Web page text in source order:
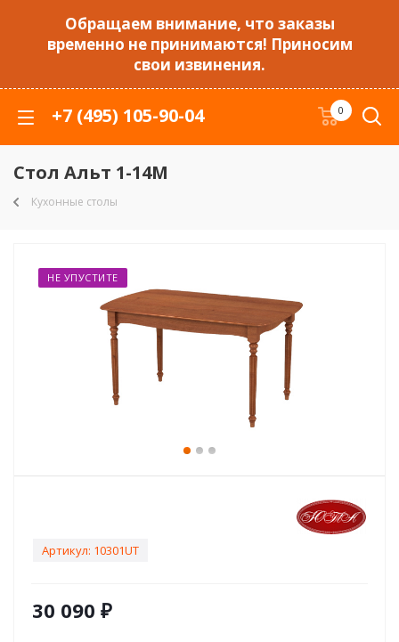
Обращаем внимание, что заказы
временно не принимаются! Приносим
свои извинения.
+7 (495) 105-90-04 0
Стол Альт 1-14М
Кухонные столы
НЕ УПУСТИТЕ
Артикул: 10301UT
30 090 ₽